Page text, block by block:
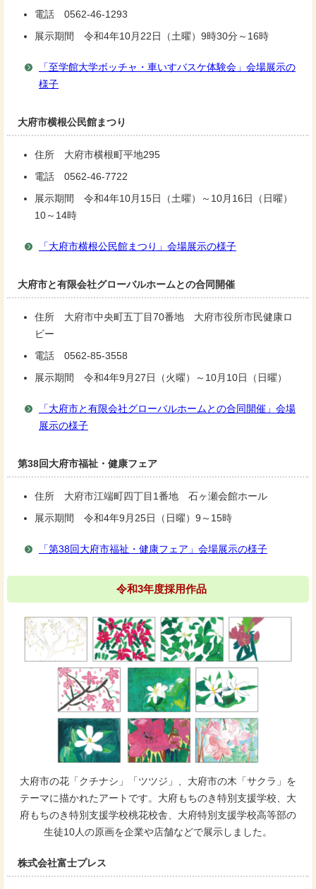
電話 0562-46-1293
展示期間 令和4年10月22日（土曜）9時30分～16時
「至学館大学ボッチャ・車いすバスケ体験会」会場展示の
様子
大府市横根公民館まつり
住所 大府市横根町平地295
電話 0562-46-7722
展示期間 令和4年10月15日（土曜）～10月16日（日曜）
10～14時
「大府市横根公民館まつり」会場展示の様子
大府市と有限会社グローバルホームとの合同開催
住所 大府市中央町五丁目70番地 大府市役所市民健康ロ
ビー
電話 0562-85-3558
展示期間 令和4年9月27日（火曜）～10月10日（日曜）
「大府市と有限会社グローバルホームとの合同開催」会場
展示の様子
第38回大府市福祉・健康フェア
住所 大府市江端町四丁目1番地 石ヶ瀬会館ホール
展示期間 令和4年9月25日（日曜）9～15時
「第38回大府市福祉・健康フェア」会場展示の様子
令和3年度採用作品
大府市の花「クチナシ」「ツツジ」、大府市の木「サクラ」を
テーマに描かれたアートです。大府もちのき特別支援学校、大
府もちのき特別支援学校桃花校舎、大府特別支援学校高等部の
生徒10人の原画を企業や店舗などで展示しました。
株式会社富士プレス